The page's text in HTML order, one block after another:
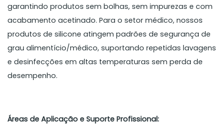
garantindo produtos sem bolhas, sem impurezas e com
acabamento acetinado. Para o setor médico, nossos
produtos de silicone atingem padrões de segurança de
grau alimentício/médico, suportando repetidas lavagens
e desinfecções em altas temperaturas sem perda de
desempenho.
Áreas de Aplicação e Suporte Profissional: